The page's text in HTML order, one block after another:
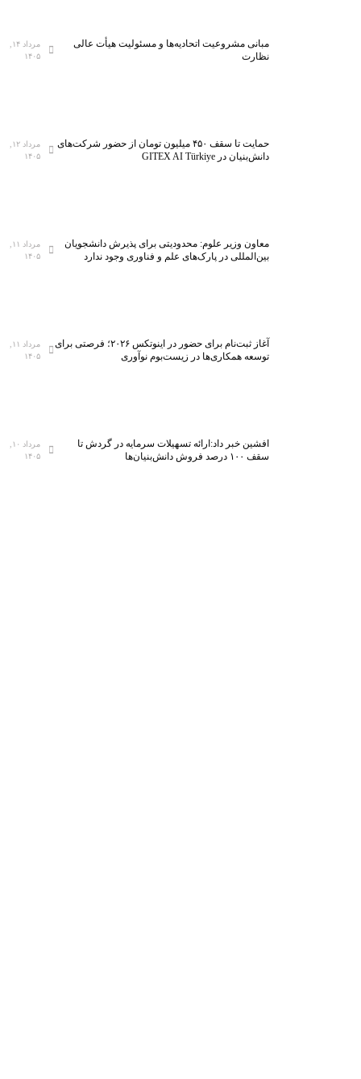
مبانی مشروعیت اتحادیه‌ها و مسئولیت هیأت عالی
نظارت
۱۴۰۵
حمایت تا سقف ۴۵۰ میلیون تومان از حضور شرکت‌های
دانش‌بنیان در GITEX AI Türkiye
۱۴۰۵
معاون وزیر علوم: محدودیتی برای پذیرش دانشجویان
بین‌المللی در پارک‌های علم و فناوری وجود ندارد
۱۴۰۵
آغاز ثبت‌نام برای حضور در اینوتکس ۲۰۲۶؛ فرصتی برای
توسعه همکاری‌ها در زیست‌بوم نوآوری
۱۴۰۵
افشین خبر داد:ارائه تسهیلات سرمایه در گردش تا
سقف ۱۰۰ درصد فروش دانش‌بنیان‌ها
۱۴۰۵